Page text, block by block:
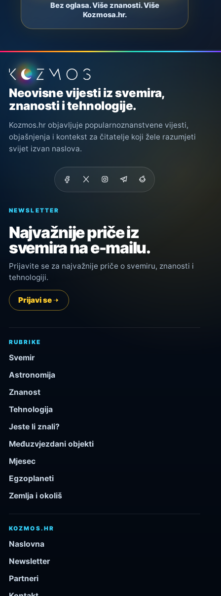
Bez oglasa. Više znanosti. Više
Kozmosa.hr.
Podnožje stranice
Neovisne vijesti iz svemira,
znanosti i tehnologije.
Kozmos.hr objavljuje popularnoznanstvene vijesti,
objašnjenja i kontekst za čitatelje koji žele razumjeti
svijet izvan naslova.
NEWSLETTER
Najvažnije priče iz
svemira na e-mailu.
Prijavite se za najvažnije priče o svemiru, znanosti i
tehnologiji.
Prijavi se
RUBRIKE
Svemir
Astronomija
Znanost
Tehnologija
Jeste li znali?
Međuzvjezdani objekti
Mjesec
Egzoplaneti
Zemlja i okoliš
KOZMOS.HR
Naslovna
Newsletter
Partneri